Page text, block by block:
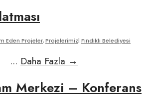
Eden Projeler,Projelerimiz| Fındıklı Belediyesi
... Daha Fazla →
Merkezi – Konferans